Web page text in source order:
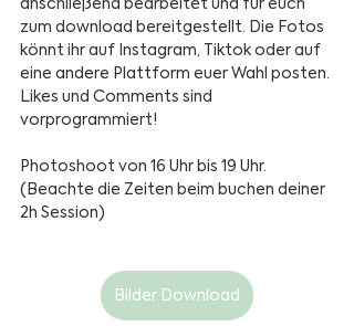
zum download bereitgestellt. Die Fotos
könnt ihr auf Instagram, Tiktok oder auf
eine andere Plattform euer Wahl posten.
Likes und Comments sind
vorprogrammiert!
Photoshoot von 16 Uhr bis 19 Uhr.
(Beachte die Zeiten beim buchen deiner
2h Session)
Bilder Download